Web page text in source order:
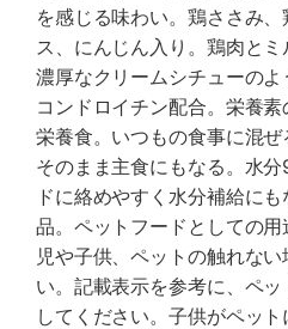
を感じる味わい。鶏ささみ
ス、にんじん入り。鶏肉と
濃厚なクリームシチューの
コンドロイチン配合。栄養
栄養食。いつもの食事に混ぜ
そのまま主食にもなる。水
ドに絡めやすく水分補給に
品。ペットフードとしての
児や子供、ペットの触れな
い。記載表示を参考に、ペ
してください。子供がペッ